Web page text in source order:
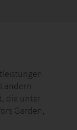
die unter
Garden,